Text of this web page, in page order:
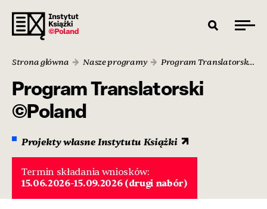
Strona główna Nasze programy Program Translatorski ©Poland
Program Translatorski
©Poland
Projekty własne Instytutu Książki
Termin składania wniosków:
15.06.2026-15.09.2026 (drugi nabór)